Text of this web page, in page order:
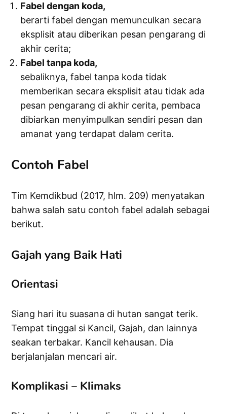
Fabel dengan koda,
berarti fabel dengan memunculkan secara
eksplisit atau diberikan pesan pengarang di
akhir cerita;
Fabel tanpa koda,
sebaliknya, fabel tanpa koda tidak
memberikan secara eksplisit atau tidak ada
pesan pengarang di akhir cerita, pembaca
dibiarkan menyimpulkan sendiri pesan dan
amanat yang terdapat dalam cerita.
Contoh Fabel
Tim Kemdikbud (2017, hlm. 209) menyatakan
bahwa salah satu contoh fabel adalah sebagai
berikut.
Gajah yang Baik Hati
Orientasi
Siang hari itu suasana di hutan sangat terik.
Tempat tinggal si Kancil, Gajah, dan lainnya
seakan terbakar. Kancil kehausan. Dia
berjalanjalan mencari air.
Komplikasi – Klimaks